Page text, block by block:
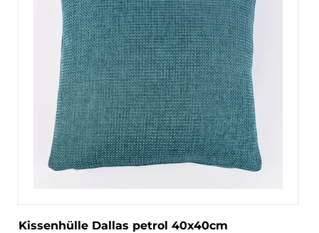
Kissenhülle Dallas petrol 40x40cm